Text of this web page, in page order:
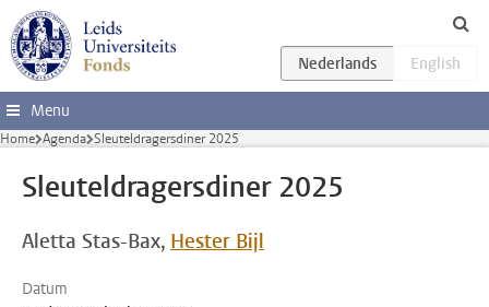
Ga direct naar de inhoud
Menu
Home Agenda Sleuteldragersdiner 2025
Sleuteldragersdiner 2025
Aletta Stas-Bax Hester Bijl
Datum